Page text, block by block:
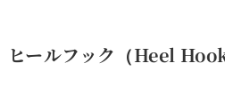
ヒールフック（Heel Hook